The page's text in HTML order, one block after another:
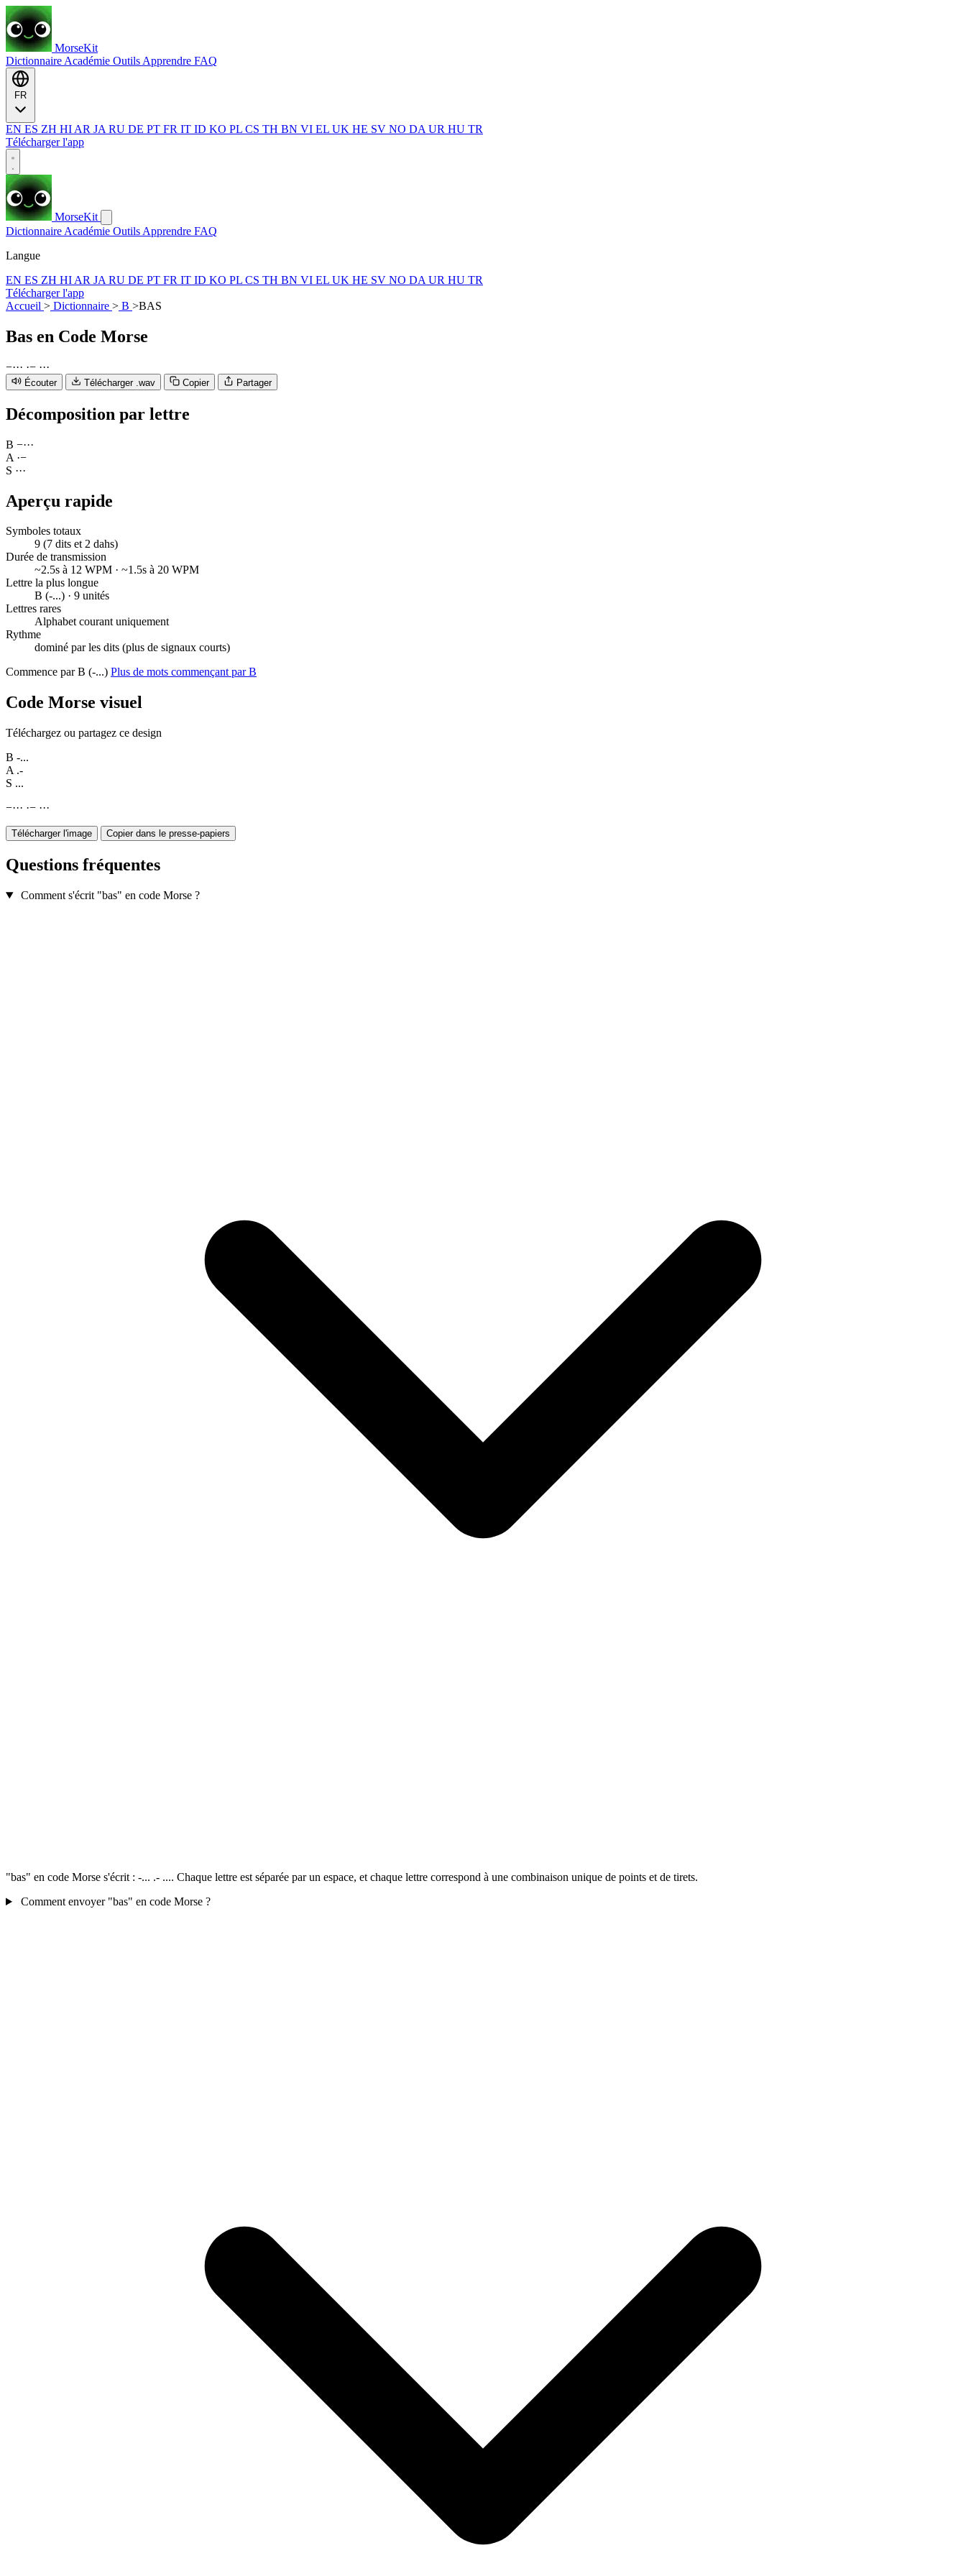
MorseKit
Dictionnaire Académie Outils Apprendre FAQ
EN ES ZH HI AR JA RU DE PT FR IT ID KO PL CS TH BN VI EL UK HE SV NO DA UR HU TR
Télécharger l'app
MorseKit
Dictionnaire Académie Outils Apprendre FAQ
Langue
EN ES ZH HI AR JA RU DE PT FR IT ID KO PL CS TH BN VI EL UK HE SV NO DA UR HU TR
Télécharger l'app
Accueil > Dictionnaire > B >BAS
Bas en Code Morse
−··· ·− ···
Écouter Télécharger .wav Copier Partager
Décomposition par lettre
B −···
A ·−
S ···
Aperçu rapide
Symboles totaux
9 (7 dits et 2 dahs)
Durée de transmission
~2.5s à 12 WPM · ~1.5s à 20 WPM
Lettre la plus longue
B (-...) · 9 unités
Lettres rares
Alphabet courant uniquement
Rythme
dominé par les dits (plus de signaux courts)
Commence par B (-...) Plus de mots commençant par B
Code Morse visuel
Téléchargez ou partagez ce design
B -...
A .-
S ...
−··· ·− ···
Télécharger l'image Copier dans le presse-papiers
Questions fréquentes
Comment s'écrit "bas" en code Morse ?
"bas" en code Morse s'écrit : -... .- .... Chaque lettre est séparée par un espace, et chaque lettre correspond à une combinaison unique de points et de tirets.
Comment envoyer "bas" en code Morse ?